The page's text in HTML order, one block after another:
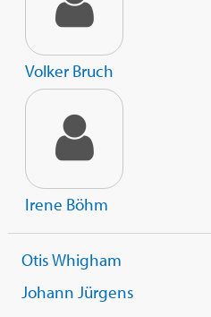
Volker Bruch
Irene Böhm
Otis Whigham
Johann Jürgens